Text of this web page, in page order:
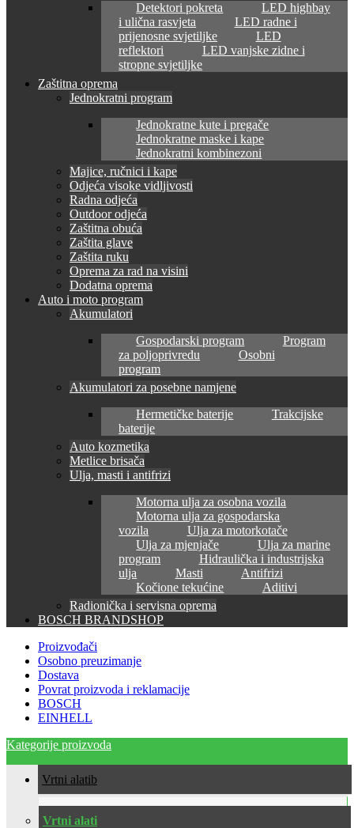
Detektori pokreta
LED highbay
i ulična rasvjeta
LED radne i
prijenosne svjetiljke
LED
reflektori
LED vanjske zidne i
stropne svjetiljke
Zaštitna oprema
Jednokratni program
Jednokratne kute i pregače
Jednokratne maske i kape
Jednokratni kombinezoni
Majice, ručnici i kape
Odjeća visoke vidljivosti
Radna odjeća
Outdoor odjeća
Zaštitna obuća
Zaštita glave
Zaštita ruku
Oprema za rad na visini
Dodatna oprema
Auto i moto program
Akumulatori
Gospodarski program
Program
za poljoprivredu
Osobni
program
Akumulatori za posebne namjene
Hermetičke baterije
Trakcijske
baterije
Auto kozmetika
Metlice brisača
Ulja, masti i antifrizi
Motorna ulja za osobna vozila
Motorna ulja za gospodarska
vozila
Ulja za motorkotače
Ulja za mjenjače
Ulja za marine
program
Hidraulička i industrijska
ulja
Masti
Antifrizi
Kočione tekućine
Aditivi
Radionička i servisna oprema
BOSCH BRANDSHOP
Proizvođači
Osobno preuzimanje
Dostava
Povrat proizvoda i reklamacije
BOSCH
EINHELL
Kategorije proizvoda
Vrtni alati
Vrtni alati